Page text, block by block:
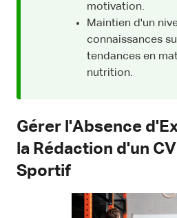
motivation.
Maintien d'un
connaissances
tendances en
nutrition.
Gérer l'Absence
la Rédaction d'un
Sportif